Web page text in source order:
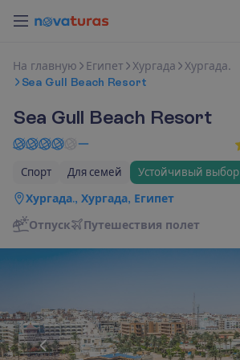
На главную Египет Хургада
Хургада.
Sea Gull Beach Resort
Sea Gull Beach Resort
Спорт Для семей Устойчивый выбор
Хургада., Хургада, Египет
Отпуск Путешествия полет